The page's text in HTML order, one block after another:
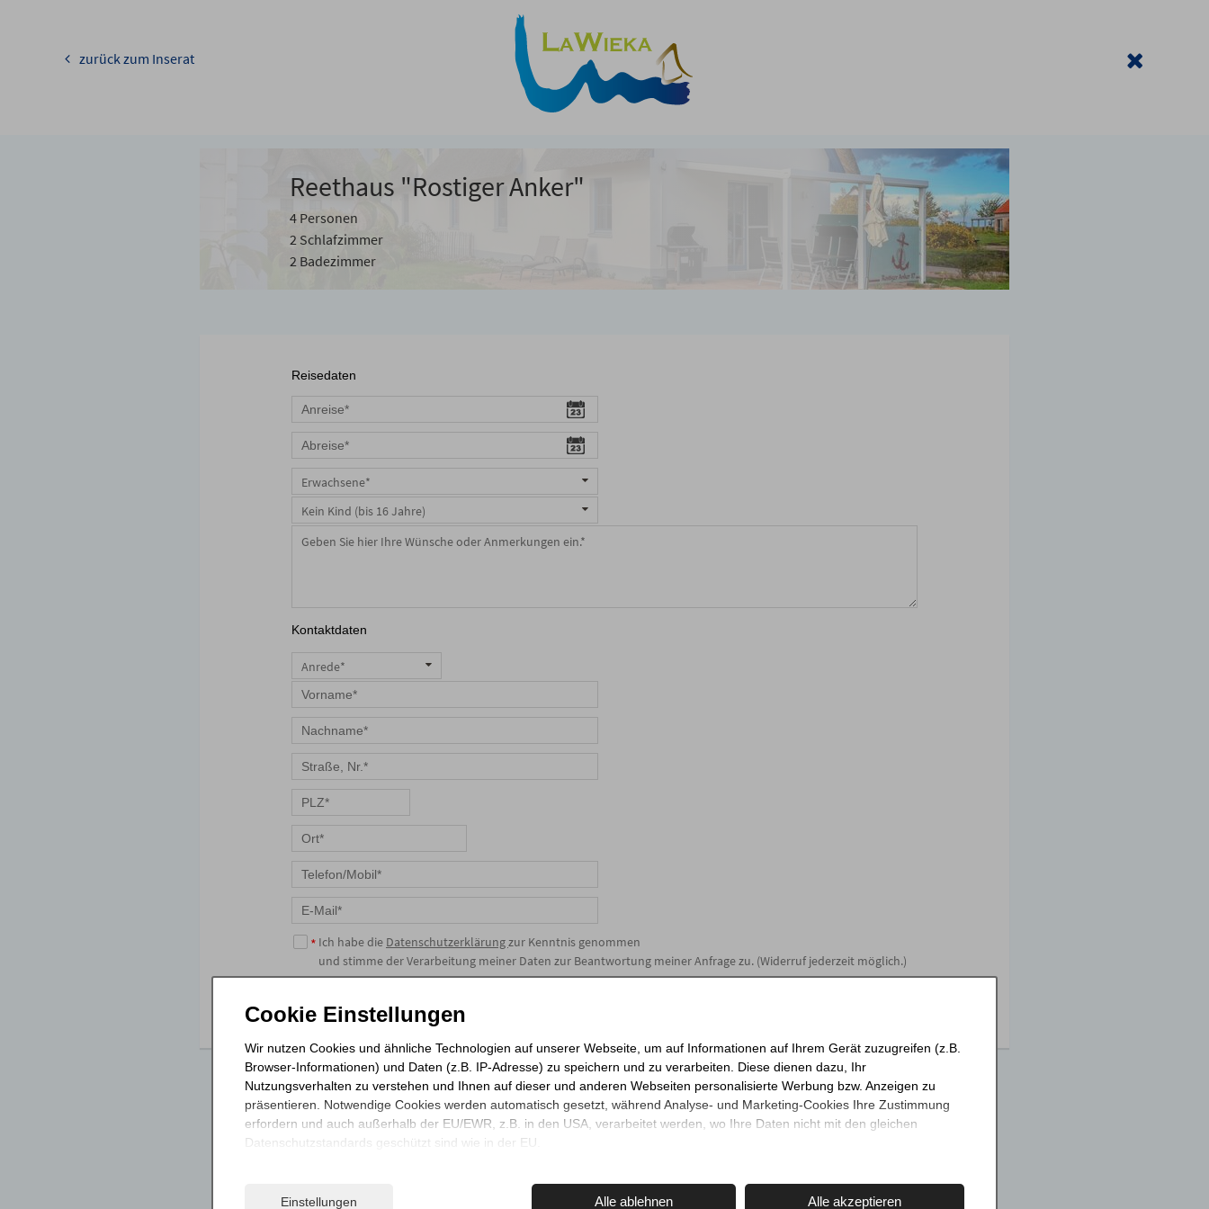
zurück zum Inserat
Reethaus "Rostiger Anker"
4 Personen
2 Schlafzimmer
2 Badezimmer
Reisedaten
Erwachsene*
Kein Kind (bis 16 Jahre)
Kontaktdaten
Anrede*
Pflichtfeld
Ich habe die Datenschutzerklärungzur Kenntnis genommen
und stimme der Verarbeitung meiner Daten zur Beantwortung meiner Anfrage zu. (Widerruf jederzeit möglich.)
*
Anfrage absenden
Cookie Einstellungen
Wir nutzen Cookies und ähnliche Technologien auf unserer Webseite, um auf Informationen auf Ihrem Gerät zuzugreifen (z.B.
Browser-Informationen) und Daten (z.B. IP-Adresse) zu speichern und zu verarbeiten. Diese dienen dazu, Ihr
Nutzungsverhalten zu verstehen und Ihnen auf dieser und anderen Webseiten personalisierte Werbung bzw. Anzeigen zu
präsentieren. Notwendige Cookies werden automatisch gesetzt, während Analyse- und Marketing-Cookies Ihre Zustimmung
erfordern und auch außerhalb der EU/EWR, z.B. in den USA, verarbeitet werden, wo Ihre Daten nicht mit den gleichen
Datenschutzstandards geschützt sind wie in der EU.
Informationen und Details zu unseren Partnern finden Sie in unserer
Datenschutzerklärung
Einstellungen Alle ablehnen Alle akzeptieren